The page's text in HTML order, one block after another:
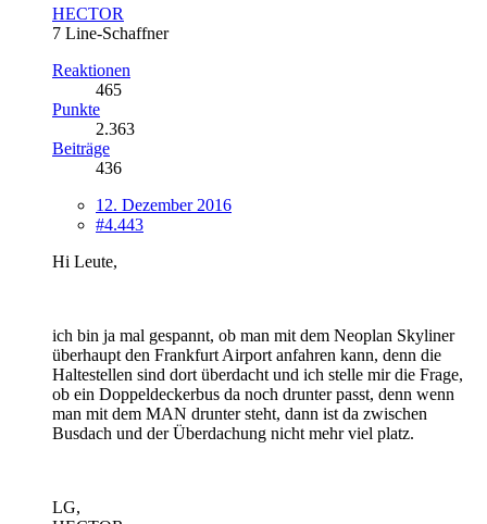
HECTOR
7 Line-Schaffner
Reaktionen
465
Punkte
2.363
Beiträge
436
12. Dezember 2016
#4.443
Hi Leute,
ich bin ja mal gespannt, ob man mit dem Neoplan Skyliner
überhaupt den Frankfurt Airport anfahren kann, denn die
Haltestellen sind dort überdacht und ich stelle mir die Frage,
ob ein Doppeldeckerbus da noch drunter passt, denn wenn
man mit dem MAN drunter steht, dann ist da zwischen
Busdach und der Überdachung nicht mehr viel platz.
LG,